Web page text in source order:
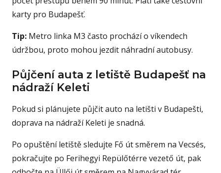
karty pro Budapešť.
Tip: Metro linka M3 často prochází o víkendech
údržbou, proto mohou jezdit náhradní autobusy.
Půjčení auta z letiště Budapešť na
nádraží Keleti
Pokud si plánujete půjčit auto na letišti v Budapešti,
doprava na nádraží Keleti je snadná.
Po opuštění letiště sledujte Fő út směrem na Vecsés,
pokračujte po Ferihegyi Repülőtérre vezető út, pak